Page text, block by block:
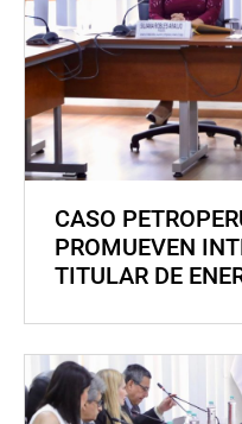
CASO
PROMUEVEN
TITULAR DE